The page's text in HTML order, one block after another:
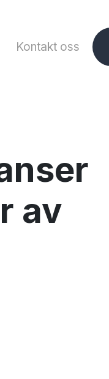
Kontakt oss
av